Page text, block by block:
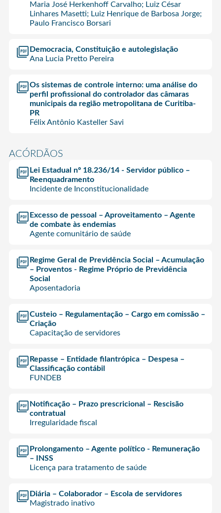
Maria José Herkenhoff Carvalho; Luiz César
Linhares Masetti; Luiz Henrique de Barbosa Jorge;
Paulo Francisco Borsari
Democracia, Constituição e autolegislação
Ana Lucia Pretto Pereira
Os sistemas de controle interno: uma análise do
perfil profissional do controlador das câmaras
municipais da região metropolitana de Curitiba-
PR
Félix Antônio Kasteller Savi
ACÓRDÃOS
Lei Estadual nº 18.236/14 - Servidor público –
Reenquadramento
Incidente de Inconstitucionalidade
Excesso de pessoal – Aproveitamento – Agente
de combate às endemias
Agente comunitário de saúde
Regime Geral de Previdência Social – Acumulação
– Proventos - Regime Próprio de Previdência
Social
Aposentadoria
Custeio – Regulamentação – Cargo em comissão –
Criação
Capacitação de servidores
Repasse – Entidade filantrópica – Despesa –
Classificação contábil
FUNDEB
Notificação – Prazo prescricional – Rescisão
contratual
Irregularidade fiscal
Prolongamento – Agente político - Remuneração
– INSS
Licença para tratamento de saúde
Diária – Colaborador – Escola de servidores
Magistrado inativo